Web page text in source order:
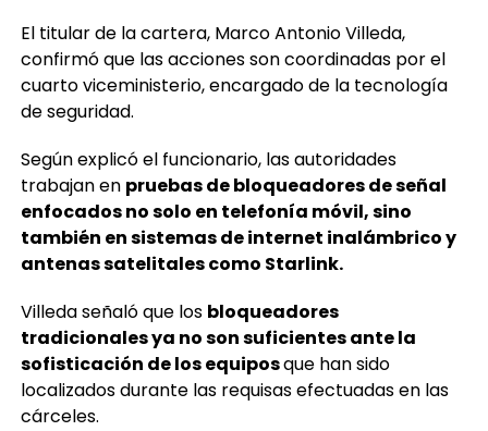
El titular de la cartera, Marco Antonio Villeda,
confirmó que las acciones son coordinadas por el
cuarto viceministerio, encargado de la tecnología
de seguridad.
Según explicó el funcionario, las autoridades
trabajan en pruebas de bloqueadores de señal
enfocados no solo en telefonía móvil, sino
también en sistemas de internet inalámbrico y
antenas satelitales como Starlink.
Villeda señaló que los bloqueadores
tradicionales ya no son suficientes ante la
sofisticación de los equiposque han sido
localizados durante las requisas efectuadas en las
cárceles.